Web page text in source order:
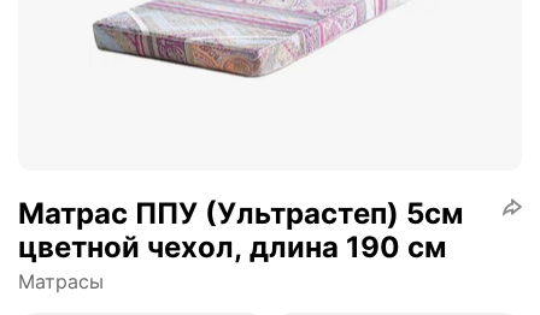
Матрас ППУ (Ультрастеп) 5см
цветной чехол, длина 190 см
Матрасы